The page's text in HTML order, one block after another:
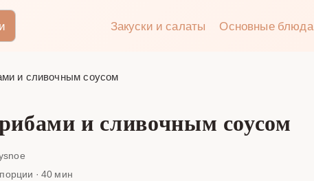
Закуски и салаты Основные блюда
и сливочным соусом
и сливочным соусом
· 40 мин